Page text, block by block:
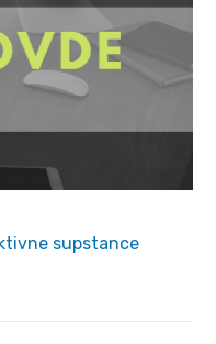
supstance